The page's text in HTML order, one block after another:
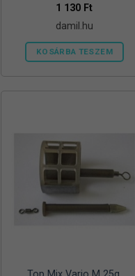
1 130 Ft
damil.hu
KOSÁRBA TESZEM